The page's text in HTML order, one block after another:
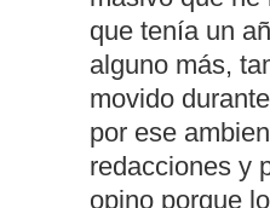
que tenía un
alguno más,
movido
por ese
redacciones y
opino porque